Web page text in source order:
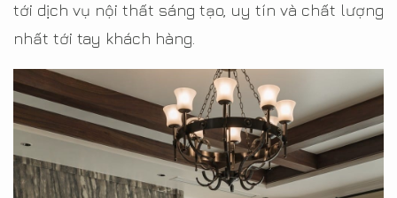
tới dịch vụ nội thất sáng tạo, uy tín và chất lượng
nhất tới tay khách hàng.